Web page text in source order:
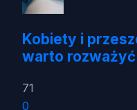
Kobiety i
warto
71
0